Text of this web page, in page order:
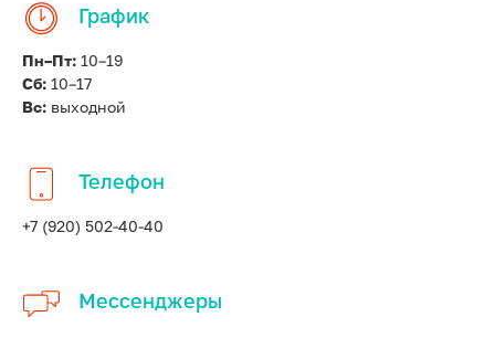
График
Пн–Пт: 10–19
Сб: 10–17
Вс: выходной
Телефон
+7 (920) 502-40-40
Мессенджеры